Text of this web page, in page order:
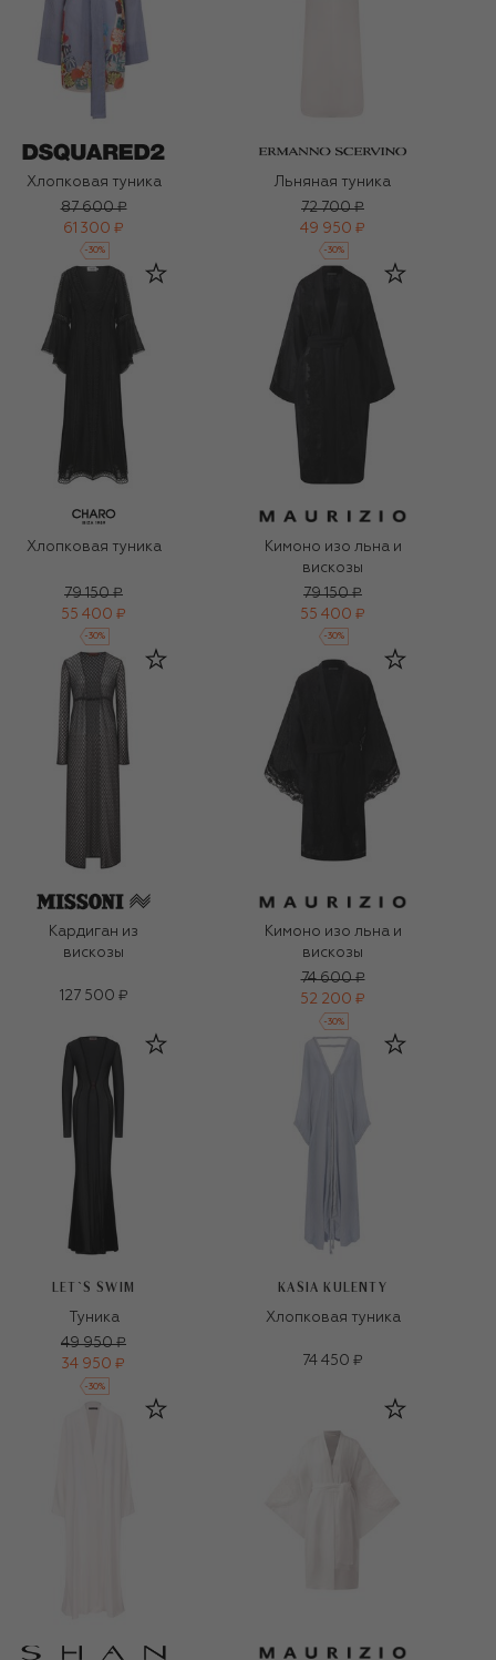
Хлопковая туника
87 600 ₽
61 300 ₽
-30%
Льняная туника
72 700 ₽
49 950 ₽
-30%
Хлопковая туника
79 150 ₽
55 400 ₽
-30%
Кимоно изо льна и
вискозы
79 150 ₽
55 400 ₽
-30%
Кардиган из
вискозы
127 500 ₽
Кимоно изо льна и
вискозы
74 600 ₽
52 200 ₽
-30%
LET`S SWIM
Туника
49 950 ₽
34 950 ₽
-30%
KASIA KULENTY
Хлопковая туника
74 450 ₽